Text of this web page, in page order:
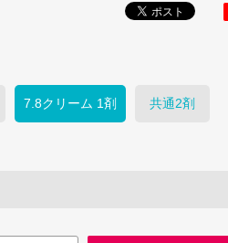
7.8クリーム 1剤 共通2剤